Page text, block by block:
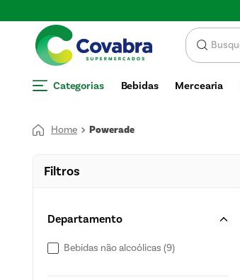
Categorias Bebidas Mercearia
Powerade
Filtros
Departamento
Bebidas não alcoólicas (9)